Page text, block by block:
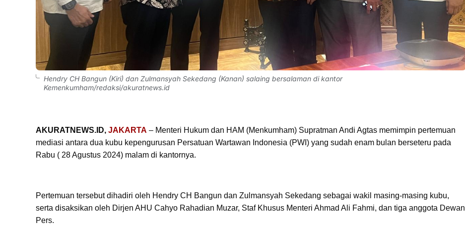
Hendry CH Bangun (Kiri) dan Zulmansyah Sekedang (Kanan) salaing bersalaman di kantor
Kemenkumham/redaksi/akuratnews.id
AKURATNEWS.ID, JAKARTA – Menteri Hukum dan HAM (Menkumham) Supratman Andi Agtas memimpin pertemuan
mediasi antara dua kubu kepengurusan Persatuan Wartawan Indonesia (PWI) yang sudah enam bulan berseteru pada
Rabu ( 28 Agustus 2024) malam di kantornya.
Pertemuan tersebut dihadiri oleh Hendry CH Bangun dan Zulmansyah Sekedang sebagai wakil masing-masing kubu,
serta disaksikan oleh Dirjen AHU Cahyo Rahadian Muzar, Staf Khusus Menteri Ahmad Ali Fahmi, dan tiga anggota Dewan
Pers.